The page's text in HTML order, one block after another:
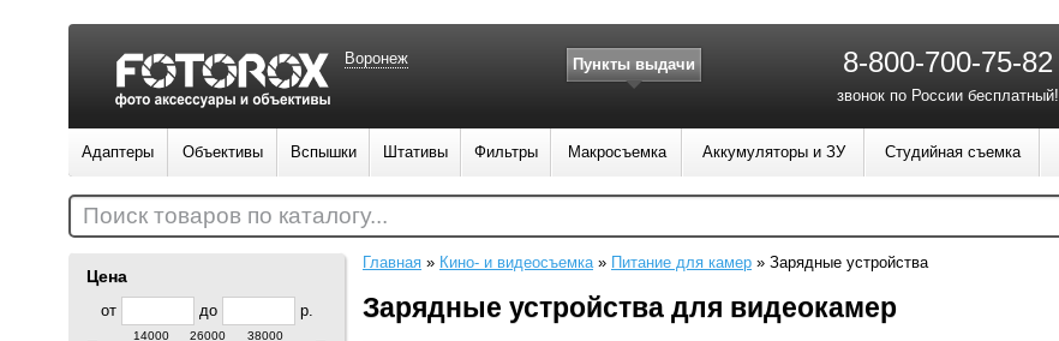
Цена
от до р.
14000 26000 38000
Главная » Кино- и видеосъемка» Питание для камер » Зарядные устройства
Зарядные устройства для видеокамер
Воронеж Пункты выдачи 8-800-700-75-82
звонок по России бесплатный!
Адаптеры Объективы Вспышки Штативы Фильтры Макросъемка Аккумуляторы и ЗУ Студийная съемка
Поиск товаров по каталогу...